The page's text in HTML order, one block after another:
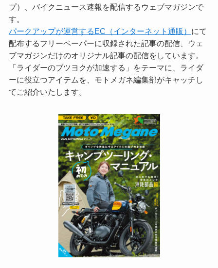
プ）、バイクニュース速報を配信するウェブマガジンで
す。
パークアップが運営するEC（インターネット通販） にて
配布するフリーペーパーに収録された記事の配信、ウェ
ブマガジンだけのオリジナル記事の配信をしています。
「ライダーのブツヨクが加速する」をテーマに、ライダ
ーに役立つアイテムを、モトメガネ編集部がキャッチし
てご紹介いたします。